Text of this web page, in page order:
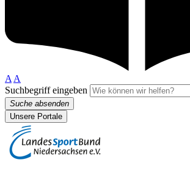
A A
Suchbegriff eingeben
Suche absenden
Unsere Portale